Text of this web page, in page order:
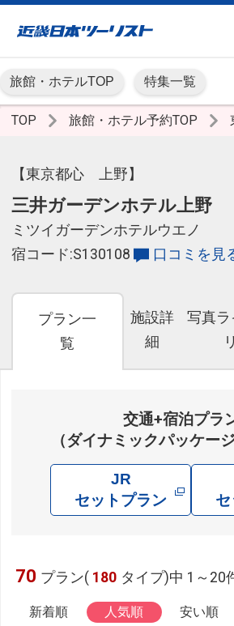
旅館・ホテルTOP 特集一覧
TOP 旅館・ホテル予約TOP
【東京都心 上野】
三井ガーデンホテル上野
ミツイガーデンホテルウエノ
宿コード:S130108
口コミを見
プラン一
覧
施設詳
細
写真ラ
リ
交通+宿泊プラ
（ダイナミックパッケー
JR
セットプラン
70 プラン( 180 タイプ)中 1～20
新着順 人気順 安い順